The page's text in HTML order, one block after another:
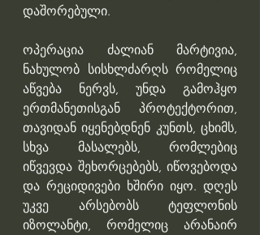
დაშორებული.
ოპერაცია ძალიან მარტივია,
ნახულობ სისხლძარღს რომელიც
აწვება ნერვს, უნდა გამოჰყო
ერთმანეთისგან პროტექტორით,
თავიდან იყენებდნენ კუნთს, ცხიმს,
სხვა მასალებს, რომლებიც
იწვევდა შეხორცებებს, იწოვებოდა
და რეციდივები ხშირი იყო. დღეს
უკვე არსებობს ტეფლონის
იზოლანტი, რომელიც არანაირ